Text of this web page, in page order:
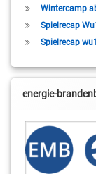
Wintercamp
Spielrecap
Spielrecap
energie-